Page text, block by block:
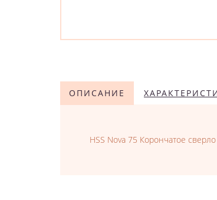
ОПИСАНИЕ
HSS Nova 75 Корончатое